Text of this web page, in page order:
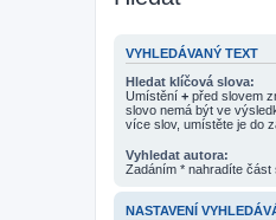
VYHLEDÁVANÝ TEXT
Hledat klíčová slova:
Umístění + před slovem
slovo nemá být ve
více slov, umístěte je do
Vyhledat autora:
Zadáním * nahradíte část
NASTAVENÍ